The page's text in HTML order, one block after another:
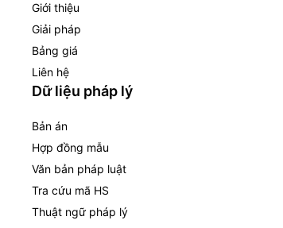
Giới thiệu
Giải pháp
Bảng giá
Liên hệ
Dữ liệu pháp lý
Bản án
Hợp đồng mẫu
Văn bản pháp luật
Tra cứu mã HS
Thuật ngữ pháp lý